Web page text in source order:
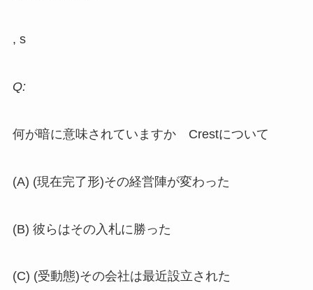
, s
Q:
何が暗に意味されていますか Crestについて
(A) (現在完了形)その経営陣が変わった
(B) 彼らはその入札に勝った
(C) (受動態)その会社は最近設立された